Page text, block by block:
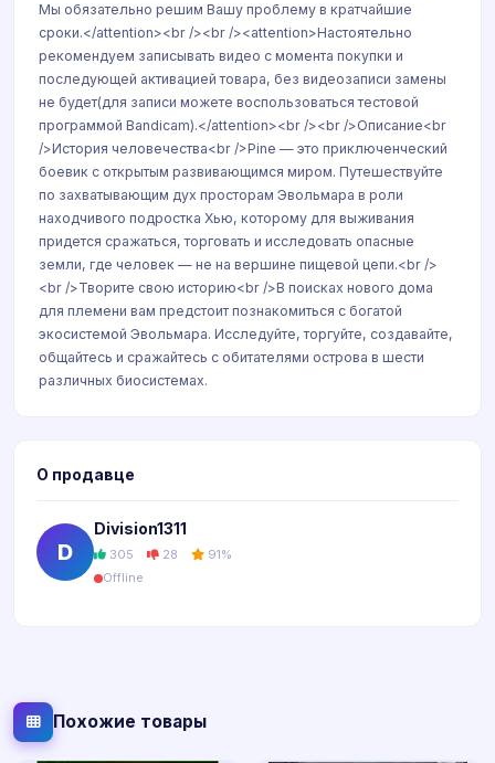
Мы обязательно решим Вашу проблему в кратчайшие
сроки.</attention><br /><br /><attention>Настоятельно
рекомендуем записывать видео с момента покупки и
последующей активацией товара, без видеозаписи замены
не будет(для записи можете воспользоваться тестовой
программой Bandicam).</attention><br /><br />Описание<br
/>История человечества<br />Pine — это приключенческий
боевик с открытым развивающимся миром. Путешествуйте
по захватывающим дух просторам Эвольмара в роли
находчивого подростка Хью, которому для выживания
придется сражаться, торговать и исследовать опасные
земли, где человек — не на вершине пищевой цепи.<br />
<br />Творите свою историю<br />В поисках нового дома
для племени вам предстоит познакомиться с богатой
экосистемой Эвольмара. Исследуйте, торгуйте, создавайте,
общайтесь и сражайтесь с обитателями острова в шести
различных биосистемах.
О продавце
D
Division1311
305 28 91%
Offline
Похожие товары